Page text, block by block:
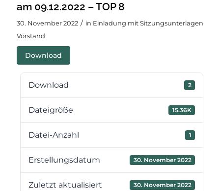
am 09.12.2022 – TOP 8
30. November 2022 / in Einladung mit Sitzungsunterlagen
Vorstand
Download
Download 2
Dateigröße 15.36K
Datei-Anzahl 1
Erstellungsdatum 30. November 2022
Zuletzt aktualisiert 30. November 2022